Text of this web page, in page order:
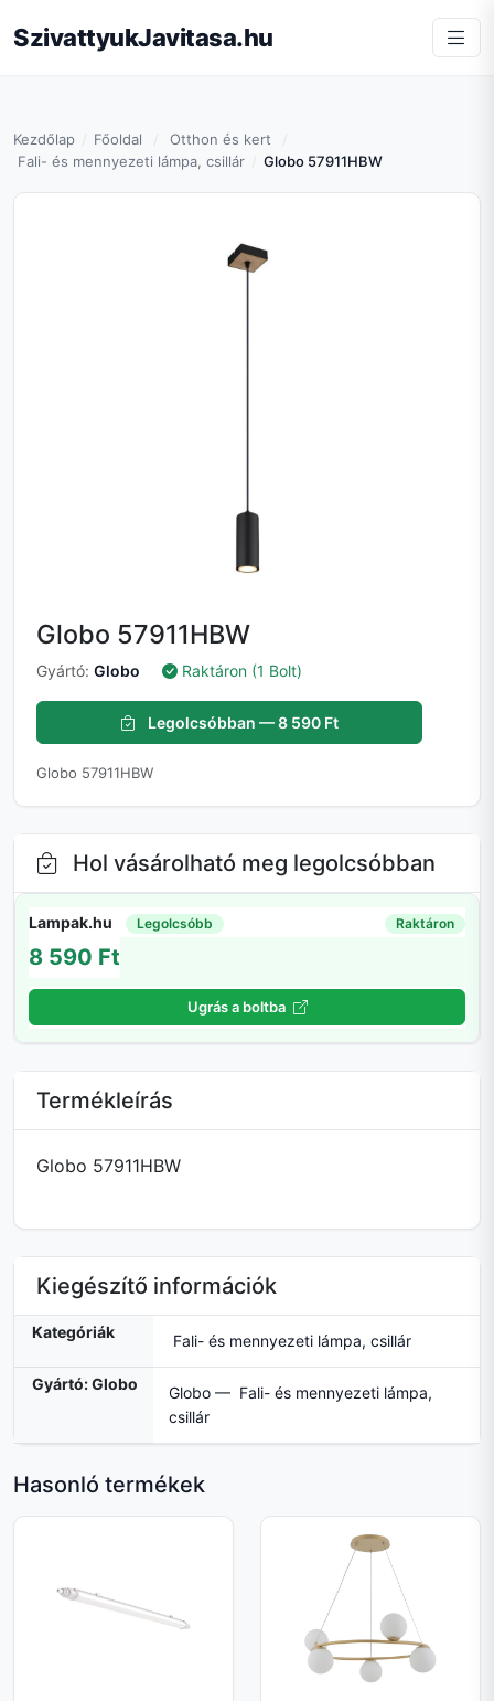
SzivattyukJavitasa.hu
Kezdőlap Főoldal
Otthon és kert
Fali- és mennyezeti lámpa, csillár
Globo 57911HBW
Globo 57911HBW
Gyártó: Globo Raktáron (1 Bolt)
Legolcsóbban — 8 590 Ft
Globo 57911HBW
Hol vásárolható meg legolcsóbban
Lampak.hu Legolcsóbb Raktáron
8 590 Ft
Ugrás a boltba
Termékleírás
Globo 57911HBW
Kiegészítő információk
Kategóriák Fali- és mennyezeti lámpa, csillár
Gyártó: Globo
Globo — Fali- és mennyezeti lámpa,
csillár
Hasonló termékek